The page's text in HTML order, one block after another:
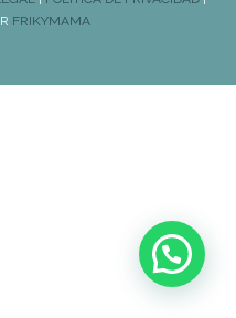
FRIKYMAMA